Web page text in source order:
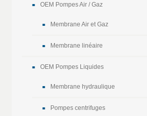
OEM Pompes Air / Gaz
Membrane Air et Gaz
Membrane linéaire
OEM Pompes Liquides
Membrane hydraulique
Pompes centrifuges